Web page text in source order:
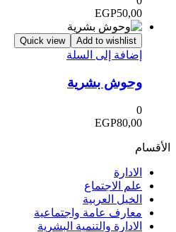
EGP50,00
Add to wishlist
Quick view
إضافة إلى السلة
وحوش بشرية
0
EGP80,00
الأقسام
الادارة
علم الاجتماع
الخيل العربية
معارف عامة واجتماعية
الادارة والتنمية البشرية